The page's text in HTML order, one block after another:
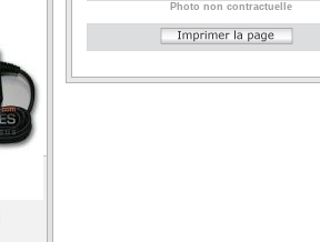
Photo non contractuelle